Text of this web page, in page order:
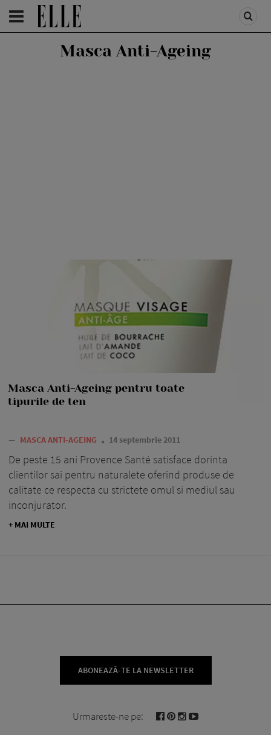
HOMEPAGE /BEAUTY
Masca Anti-Ageing
Masca Anti-Ageing pentru toate
tipurile de ten
— MASCA ANTI-AGEING 14 septembrie 2011
De peste 15 ani Provence Santé satisface dorinta
clientilor sai pentru naturalete oferind produse de
calitate ce respecta cu strictete omul si mediul sau
inconjurator.
+ MAI MULTE
ABONEAZĂ-TE LA NEWSLETTER
Urmareste-ne pe: